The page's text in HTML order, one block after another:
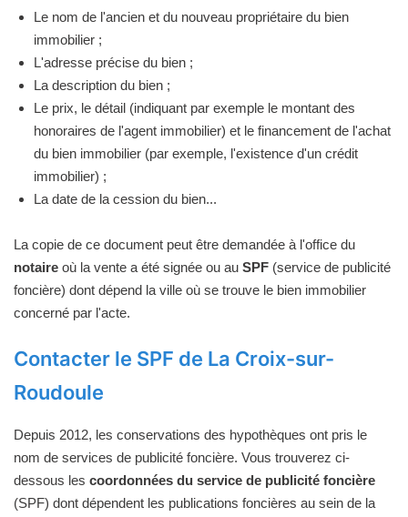
Le nom de l'ancien et du nouveau propriétaire du bien
immobilier ;
L'adresse précise du bien ;
La description du bien ;
Le prix, le détail (indiquant par exemple le montant des
honoraires de l'agent immobilier) et le financement de l'achat
du bien immobilier (par exemple, l'existence d'un crédit
immobilier) ;
La date de la cession du bien...
La copie de ce document peut être demandée à l'office du
notaire où la vente a été signée ou au SPF (service de publicité
foncière) dont dépend la ville où se trouve le bien immobilier
concerné par l'acte.
Contacter le SPF de La Croix-sur-
Roudoule
Depuis 2012, les conservations des hypothèques ont pris le
nom de services de publicité foncière. Vous trouverez ci-
dessous les coordonnées du service de publicité foncière
(SPF) dont dépendent les publications foncières au sein de la